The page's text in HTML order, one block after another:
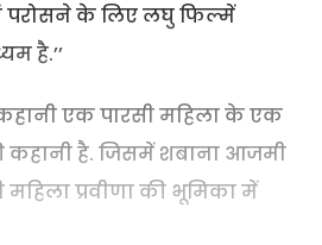
परोसने के लिए लघु फिल्में
है.’’
कहानी एक पारसी महिला के एक
कहानी है. जिसमें शबाना आजमी
महिला प्रवीणा की भूमिका में